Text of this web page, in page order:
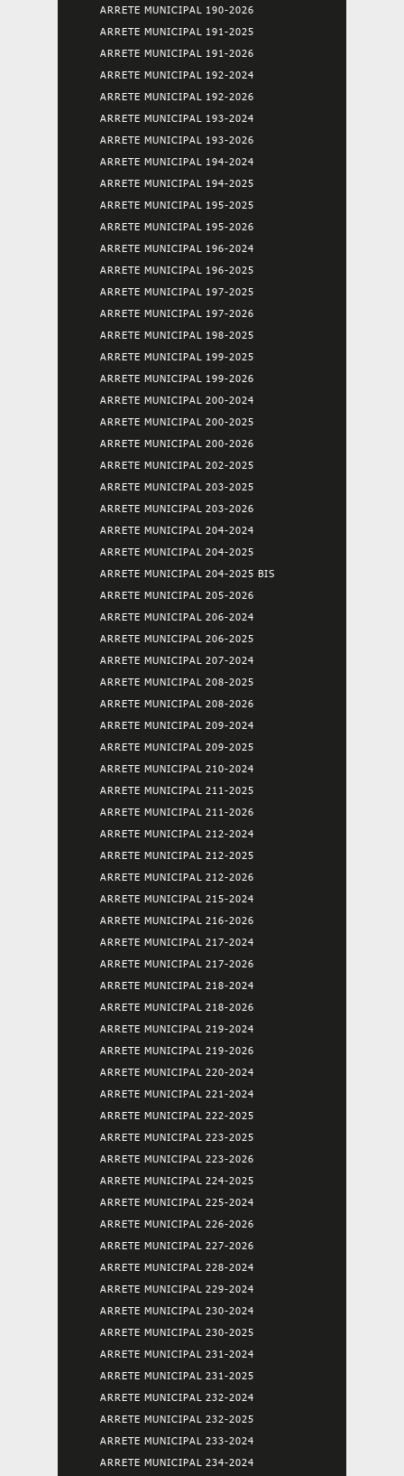
ARRETE MUNICIPAL 190-2026
ARRETE MUNICIPAL 191-2025
ARRETE MUNICIPAL 191-2026
ARRETE MUNICIPAL 192-2024
ARRETE MUNICIPAL 192-2026
ARRETE MUNICIPAL 193-2024
ARRETE MUNICIPAL 193-2026
ARRETE MUNICIPAL 194-2024
ARRETE MUNICIPAL 194-2025
ARRETE MUNICIPAL 195-2025
ARRETE MUNICIPAL 195-2026
ARRETE MUNICIPAL 196-2024
ARRETE MUNICIPAL 196-2025
ARRETE MUNICIPAL 197-2025
ARRETE MUNICIPAL 197-2026
ARRETE MUNICIPAL 198-2025
ARRETE MUNICIPAL 199-2025
ARRETE MUNICIPAL 199-2026
ARRETE MUNICIPAL 200-2024
ARRETE MUNICIPAL 200-2025
ARRETE MUNICIPAL 200-2026
ARRETE MUNICIPAL 202-2025
ARRETE MUNICIPAL 203-2025
ARRETE MUNICIPAL 203-2026
ARRETE MUNICIPAL 204-2024
ARRETE MUNICIPAL 204-2025
ARRETE MUNICIPAL 204-2025 BIS
ARRETE MUNICIPAL 205-2026
ARRETE MUNICIPAL 206-2024
ARRETE MUNICIPAL 206-2025
ARRETE MUNICIPAL 207-2024
ARRETE MUNICIPAL 208-2025
ARRETE MUNICIPAL 208-2026
ARRETE MUNICIPAL 209-2024
ARRETE MUNICIPAL 209-2025
ARRETE MUNICIPAL 210-2024
ARRETE MUNICIPAL 211-2025
ARRETE MUNICIPAL 211-2026
ARRETE MUNICIPAL 212-2024
ARRETE MUNICIPAL 212-2025
ARRETE MUNICIPAL 212-2026
ARRETE MUNICIPAL 215-2024
ARRETE MUNICIPAL 216-2026
ARRETE MUNICIPAL 217-2024
ARRETE MUNICIPAL 217-2026
ARRETE MUNICIPAL 218-2024
ARRETE MUNICIPAL 218-2026
ARRETE MUNICIPAL 219-2024
ARRETE MUNICIPAL 219-2026
ARRETE MUNICIPAL 220-2024
ARRETE MUNICIPAL 221-2024
ARRETE MUNICIPAL 222-2025
ARRETE MUNICIPAL 223-2025
ARRETE MUNICIPAL 223-2026
ARRETE MUNICIPAL 224-2025
ARRETE MUNICIPAL 225-2024
ARRETE MUNICIPAL 226-2026
ARRETE MUNICIPAL 227-2026
ARRETE MUNICIPAL 228-2024
ARRETE MUNICIPAL 229-2024
ARRETE MUNICIPAL 230-2024
ARRETE MUNICIPAL 230-2025
ARRETE MUNICIPAL 231-2024
ARRETE MUNICIPAL 231-2025
ARRETE MUNICIPAL 232-2024
ARRETE MUNICIPAL 232-2025
ARRETE MUNICIPAL 233-2024
ARRETE MUNICIPAL 234-2024